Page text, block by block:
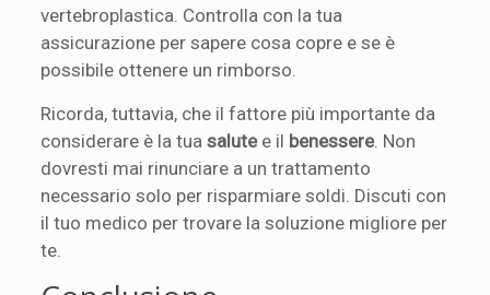
vertebroplastica. Controlla con la tua
assicurazione per sapere cosa copre e se è
possibile ottenere un rimborso.
Ricorda, tuttavia, che il fattore più importante da
considerare è la tuasalutee il benessere. Non
dovresti mai rinunciare a un trattamento
necessario solo per risparmiare soldi. Discuti con
il tuo medico per trovare la soluzione migliore per
te.